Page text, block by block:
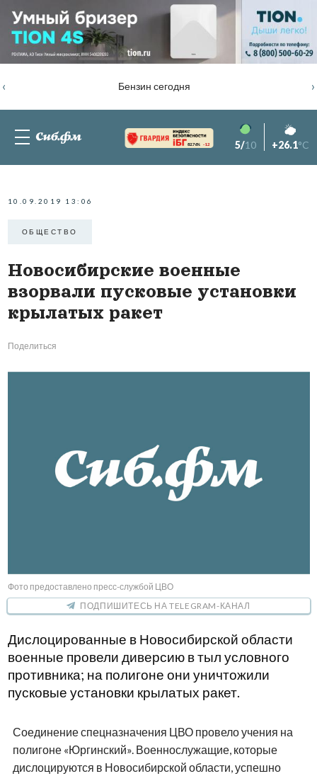
Бензин сегодня
‹ ›
82.76% -1.2 5/10 +26.1°C
10.09.2019 13:06
ОБЩЕСТВО
Новосибирские военные
взорвали пусковые установки
крылатых ракет
Поделиться
Фото предоставлено пресс-службой ЦВО
ПОДПИШИТЕСЬ НА TELEGRAM-КАНАЛ
Дислоцированные в Новосибирской области
военные провели диверсию в тыл условного
противника; на полигоне они уничтожили
пусковые установки крылатых ракет.
Соединение спецназначения ЦВО провело учения на
полигоне «Юргинский». Военнослужащие, которые
дислоцируются в Новосибирской области, успешно